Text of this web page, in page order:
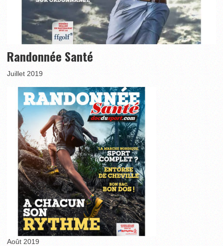
Randonnée Santé
Juillet 2019
Août 2019